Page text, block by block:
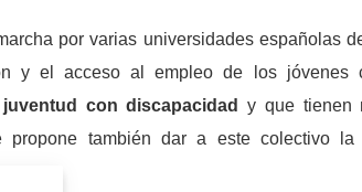
por varias universidades españolas
y el acceso al empleo de los jóvenes
con discapacidad
y que tienen
propone también dar a este colectivo